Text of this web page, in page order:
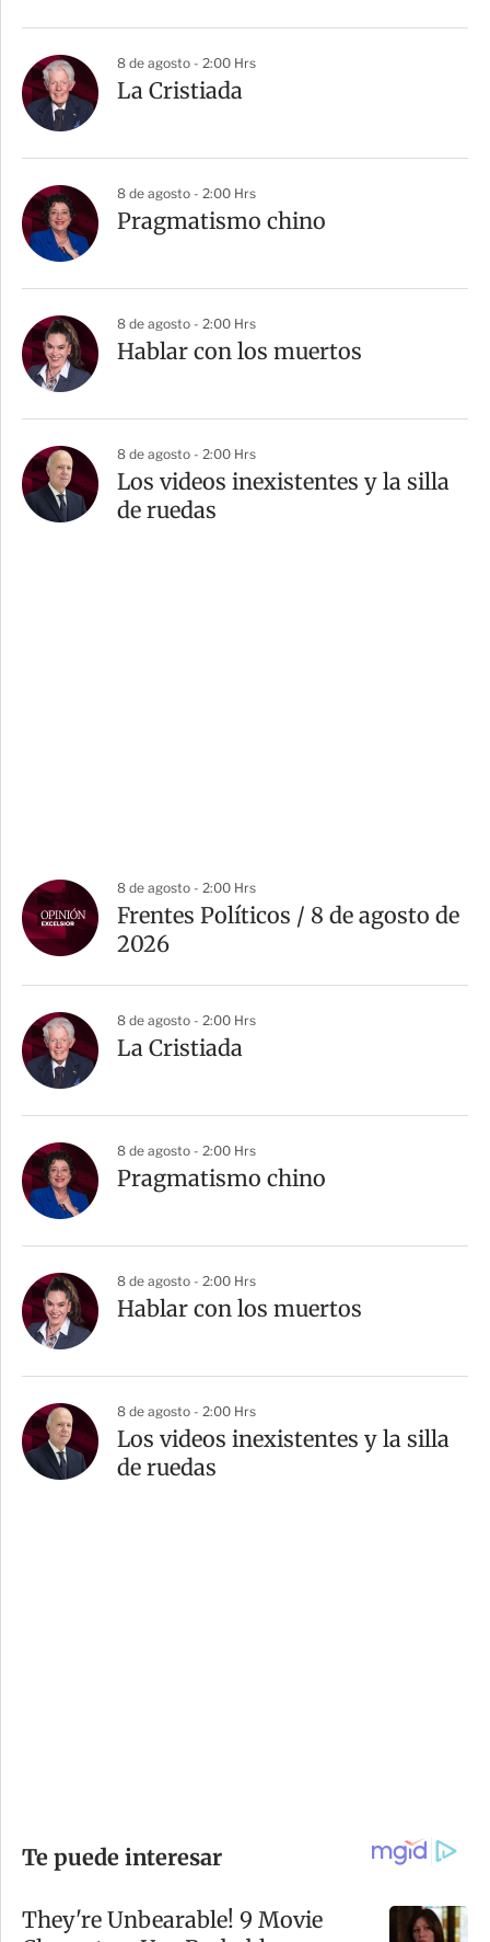
8 de agosto - 2:00 Hrs
La Cristiada
8 de agosto - 2:00 Hrs
Pragmatismo chino
8 de agosto - 2:00 Hrs
Hablar con los muertos
8 de agosto - 2:00 Hrs
Los videos inexistentes y la silla
de ruedas
8 de agosto - 2:00 Hrs
Frentes Políticos / 8 de agosto de
2026
8 de agosto - 2:00 Hrs
La Cristiada
8 de agosto - 2:00 Hrs
Pragmatismo chino
8 de agosto - 2:00 Hrs
Hablar con los muertos
8 de agosto - 2:00 Hrs
Los videos inexistentes y la silla
de ruedas